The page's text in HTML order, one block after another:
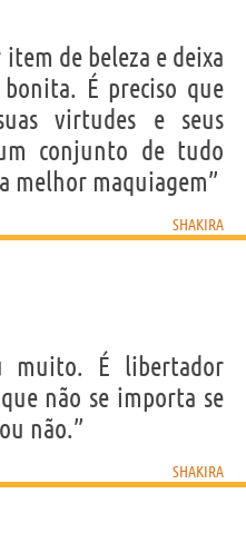
de beleza e deixa
É preciso que
virtudes e seus
conjunto de tudo
melhor maquiagem”
SHAKIRA
muito. É libertador
não se importa se
não.”
SHAKIRA